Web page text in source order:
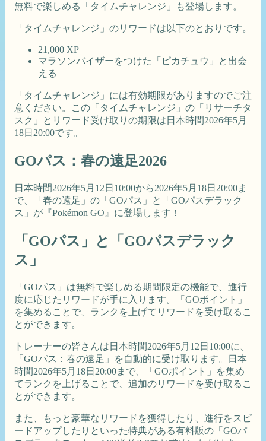
無料で楽しめる「タイムチャレンジ」も登場します。
「タイムチャレンジ」のリワードは以下のとおりです。
21,000 XP
マラソンバイザーをつけた「ピカチュウ」と出会
える
「タイムチャレンジ」には有効期限がありますのでご注
意ください。この「タイムチャレンジ」の「リサーチタ
スク」とリワード受け取りの期限は日本時間2026年5月
18日20:00です。
GOパス：春の遠足2026
日本時間2026年5月12日10:00から2026年5月18日20:00ま
で、「春の遠足」の「GOパス」と「GOパスデラック
ス」が『Pokémon GO』に登場します！
「GOパス」と「GOパスデラック
ス」
「GOパス」は無料で楽しめる期間限定の機能で、進行
度に応じたリワードが手に入ります。「GOポイント」
を集めることで、ランクを上げてリワードを受け取るこ
とができます。
トレーナーの皆さんは日本時間2026年5月12日10:00に、
「GOパス：春の遠足」を自動的に受け取ります。日本
時間2026年5月18日20:00まで、「GOポイント」を集め
てランクを上げることで、追加のリワードを受け取るこ
とができます。
また、もっと豪華なリワードを獲得したり、進行をスピ
ードアップしたりといった特典がある有料版の「GOパ